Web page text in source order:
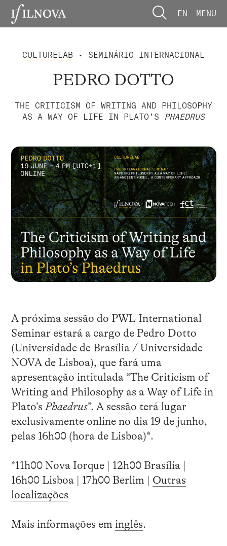
EN MENU
CULTURELAB • SEMINÁRIO INTERNACIONAL
PEDRO DOTTO
THE CRITICISM OF WRITING AND PHILOSOPHY
AS A WAY OF LIFE IN PLATO’S PHAEDRUS
A próxima sessão do PWL International
Seminar estará a cargo de Pedro Dotto
(Universidade de Brasília / Universidade
NOVA de Lisboa), que fará uma
apresentação intitulada “The Criticism of
Writing and Philosophy as a Way of Life in
Plato’s Phaedrus”. A sessão terá lugar
exclusivamente online no dia 19 de junho,
pelas 16h00 (hora de Lisboa)*.
*11h00 Nova Iorque | 12h00 Brasília |
16h00 Lisboa | 17h00 Berlim | Outras
localizações
Mais informações em inglês.